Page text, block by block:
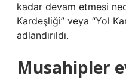
kadar devam etmesi
Kardeşliği” veya “Yol
adlandırıldı.
Musahipler